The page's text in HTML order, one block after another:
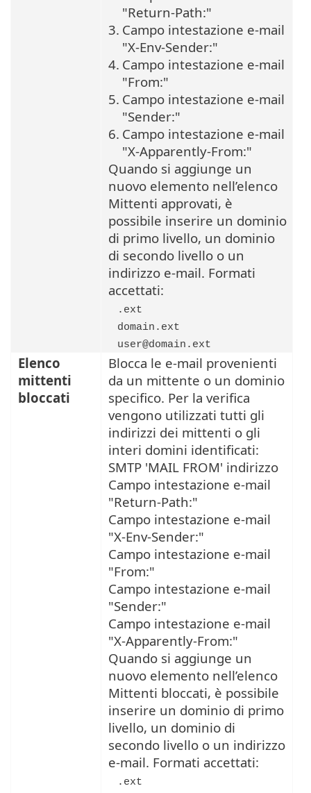
"Return-Path:"
3. Campo intestazione e-mail
"X-Env-Sender:"
4. Campo intestazione e-mail
"From:"
5. Campo intestazione e-mail
"Sender:"
6. Campo intestazione e-mail
"X-Apparently-From:"
Quando si aggiunge un
nuovo elemento nell’elenco
Mittenti approvati, è
possibile inserire un dominio
di primo livello, un dominio
di secondo livello o un
indirizzo e-mail. Formati
accettati:
.ext
domain.ext
user@domain.ext
Elenco
mittenti
bloccati
Blocca le e-mail provenienti
da un mittente o un dominio
specifico. Per la verifica
vengono utilizzati tutti gli
indirizzi dei mittenti o gli
interi domini identificati:
SMTP 'MAIL FROM' indirizzo
Campo intestazione e-mail
"Return-Path:"
Campo intestazione e-mail
"X-Env-Sender:"
Campo intestazione e-mail
"From:"
Campo intestazione e-mail
"Sender:"
Campo intestazione e-mail
"X-Apparently-From:"
Quando si aggiunge un
nuovo elemento nell’elenco
Mittenti bloccati, è possibile
inserire un dominio di primo
livello, un dominio di
secondo livello o un indirizzo
e-mail. Formati accettati:
.ext